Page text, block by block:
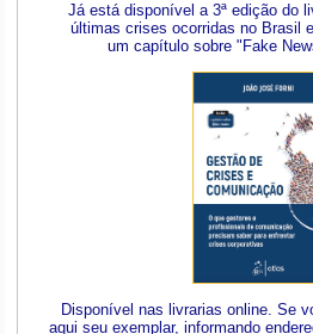
Já está disponível a 3ª edição do
últimas crises ocorridas no Brasil
um capítulo sobre "Fake
Disponível nas livrarias online. Se
aqui seu exemplar, informando